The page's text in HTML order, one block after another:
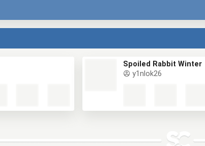
Spoiled Rabbit Winter
y1nlok26